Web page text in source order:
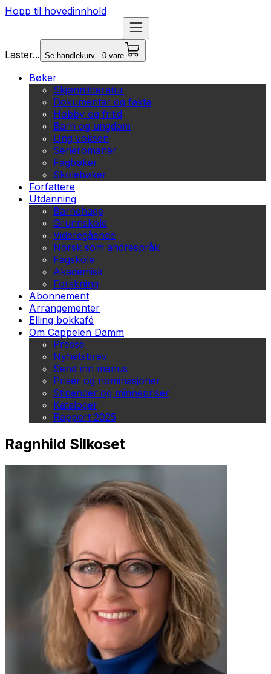
Hopp til hovedinnhold
Laster... Se handlekurv - 0 vare
Bøker
Skjønnlitteratur
Dokumentar og fakta
Hobby og fritid
Barn og ungdom
Ung voksen
Serieromaner
Fagbøker
Skolebøker
Forfattere
Utdanning
Barnehage
Grunnskole
Videregående
Norsk som andrespråk
Fagskole
Akademisk
Forskning
Abonnement
Arrangementer
Elling bokkafé
Om Cappelen Damm
Presse
Nyhetsbrev
Send inn manus
Priser og nominasjoner
Stipender og minnepriser
Kataloger
Rapport 2025
Ragnhild Silkoset